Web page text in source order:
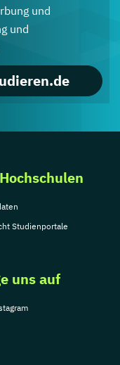
und
und
Studienportale
uns auf